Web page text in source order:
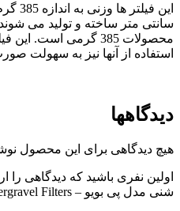
سانتی متر ساخته و تولید می
محصولات 385 گرمی
استفاده از آنها نیز به سهولت
دیدگاهها
هیچ دیدگاهی برای این محصول
اولین نفری باشید که دیدگاهی را
شنی مدل پی بویو – Boyu Undergravel Filters”